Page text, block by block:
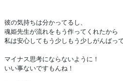
彼の気持ちは分かってるし、
魂姫先生が流れをもう作ってくれたから
私は安心してもう少しもう少しがんばっ
マイナス思考にならないように！
いい事ないですもんね！